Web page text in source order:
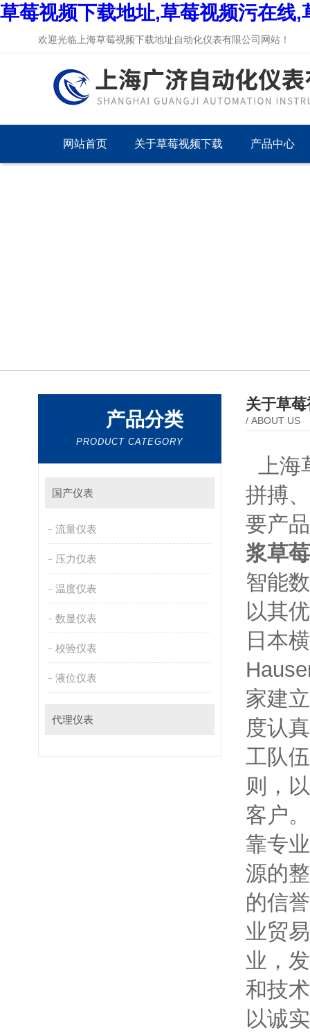
草莓视频下载地址,草莓视频污在线
欢迎光临上海草莓视频下载地址自动化仪表有限公司网站！
网站首页 关于草莓视频下载 产品中心
产品分类
PRODUCT CATEGORY
国产仪表
流量仪表
压力仪表
温度仪表
数显仪表
校验仪表
液位仪表
代理仪表
关于草
/ ABOUT US
上海
拼搏
要产品
浆草
智能数
以其
日本
家建
度认真
工队伍
则
客户
靠专
源的
的信
业贸
业
和技术
以诚实